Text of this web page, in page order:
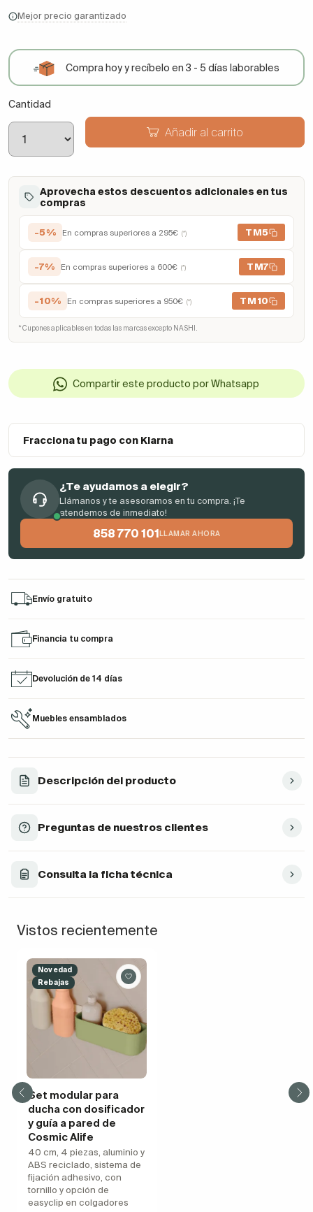
Mejor precio garantizado
Compra hoy y recíbelo en 3 - 5 días laborables
Cantidad
Añadir al carrito
Aprovecha estos descuentos adicionales en tus
compras
-5% En compras superiores a 295€ (*) TM5
-7% En compras superiores a 600€ (*) TM7
-10% En compras superiores a 950€ (*) TM10
* Cupones aplicables en todas las marcas excepto NASHI.
Compartir este producto por Whatsapp
Fracciona tu pago con Klarna
¿Te ayudamos a elegir?
Llámanos y te asesoramos en tu compra. ¡Te
atendemos de inmediato!
858 770 101 LLAMAR AHORA
Envío gratuito
Financia tu compra
Devolución de 14 días
Muebles ensamblados
Descripción del producto
Preguntas de nuestros clientes
Consulta la ficha técnica
Vistos recientemente
Novedad
Rebajas
Set modular para
ducha con dosificador
y guía a pared de
Cosmic Alife
40 cm, 4 piezas, aluminio y
ABS reciclado, sistema de
fijación adhesivo, con
tornillo y opción de
easyclip en colgadores